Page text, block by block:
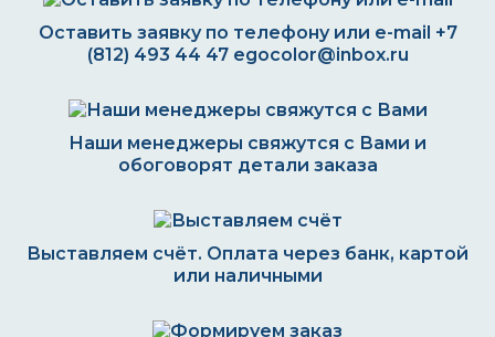
Оставить заявку по телефону или e-mail +7
(812) 493 44 47 egocolor@inbox.ru
Наши менеджеры свяжутся с Вами и
обоговорят детали заказа
Выставляем счёт. Оплата через банк, картой
или наличными